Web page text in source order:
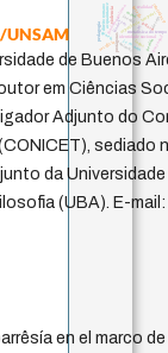
UNSAM
de Buenos
em Ciências
Adjunto do
da
(UBA). E-
en el marco
fundamentalismojacobi
protágoras
experiência temporal
metafísica do tempo
género
idade
intolerância
identidade nacional
j.c.m. neto
palavra
perdón
leyes
violencia
guayaquil
logos
direito romano
pedagogia lei
acquaintance desejo
sacrifício
bataille
mind
animais
realidad